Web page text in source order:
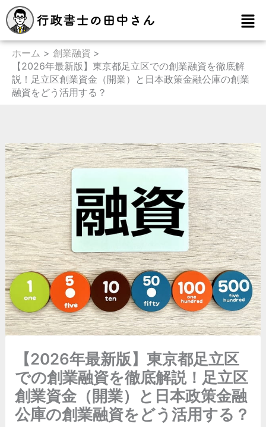
容
を
メ
ニ
ュ
ホーム
創業融資
【2026年最新版】東京都足立区での創業融資を徹底解
説！足立区創業資金（開業）と日本政策金融公庫の創業
融資をどう活用する？
【2026年最新版】東京都足立区
での創業融資を徹底解説！足立区
創業資金（開業）と日本政策金融
公庫の創業融資をどう活用する？